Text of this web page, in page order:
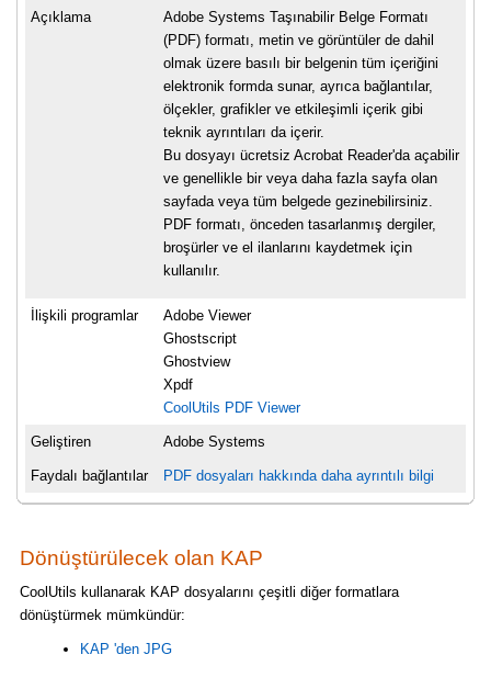
Açıklama
Adobe Systems Taşınabilir Belge Formatı
(PDF) formatı, metin ve görüntüler de dahil
olmak üzere basılı bir belgenin tüm içeriğini
elektronik formda sunar, ayrıca bağlantılar,
ölçekler, grafikler ve etkileşimli içerik gibi
teknik ayrıntıları da içerir.
Bu dosyayı ücretsiz Acrobat Reader'da açabilir
ve genellikle bir veya daha fazla sayfa olan
sayfada veya tüm belgede gezinebilirsiniz.
PDF formatı, önceden tasarlanmış dergiler,
broşürler ve el ilanlarını kaydetmek için
kullanılır.
İlişkili programlar
Adobe Viewer
Ghostscript
Ghostview
Xpdf
CoolUtils PDF Viewer
Geliştiren Adobe Systems
Faydalı bağlantılar PDF dosyaları hakkında daha ayrıntılı bilgi
Dönüştürülecek olan KAP
CoolUtils kullanarak KAP dosyalarını çeşitli diğer formatlara
dönüştürmek mümkündür:
KAP 'den JPG